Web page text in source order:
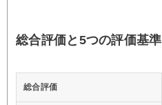
総合評価と5つの評価基準
総合評価